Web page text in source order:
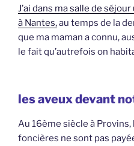
J’ai dans ma salle de
à Nantes,au temps de la
que ma maman a connu,
le fait qu’autrefois on
les aveux devant
Au 16ème siècle à
foncières ne sont pas